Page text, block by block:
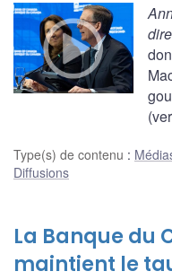
Type(s) de contenu :
Diffusions
La Banque du
maintient le